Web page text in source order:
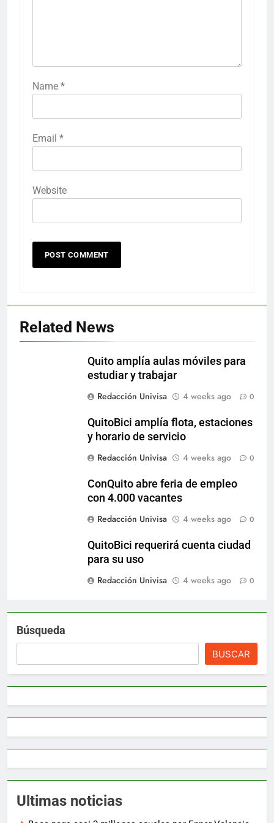
Name *
Email *
Website
Related News
Quito amplía aulas móviles para
estudiar y trabajar
Redacción Univisa
4 weeks ago 0
QuitoBici amplía flota, estaciones
y horario de servicio
Redacción Univisa
4 weeks ago 0
ConQuito abre feria de empleo
con 4.000 vacantes
Redacción Univisa
4 weeks ago 0
QuitoBici requerirá cuenta ciudad
para su uso
Redacción Univisa
4 weeks ago 0
Búsqueda
BUSCAR
Ultimas noticias